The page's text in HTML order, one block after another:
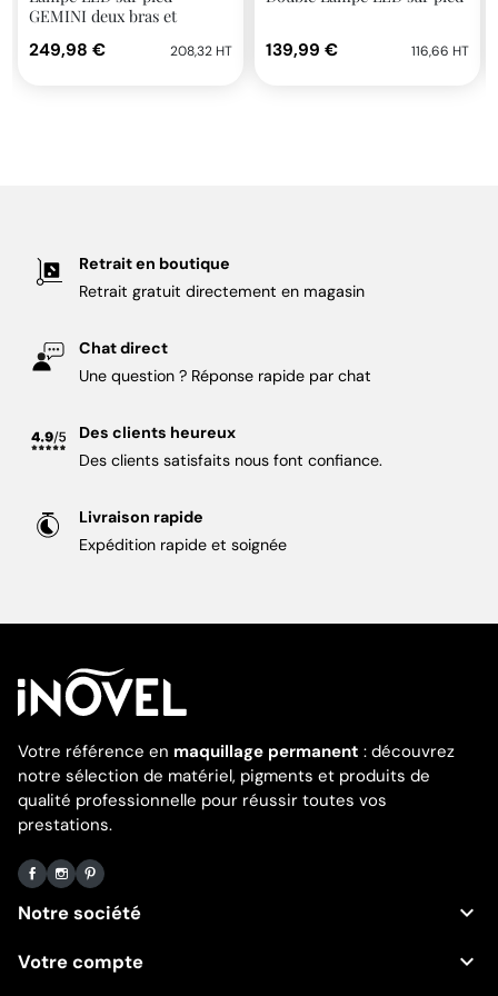
GEMINI deux bras et
DAYLIGHT
249,98 € 208,32 HT 139,99 € 116,66 HT
Retrait en boutique
Retrait gratuit directement en magasin
Chat direct
Une question ? Réponse rapide par chat
Des clients heureux
Des clients satisfaits nous font confiance.
Livraison rapide
Expédition rapide et soignée
Votre référence en maquillage permanent : découvrez
notre sélection de matériel, pigments et produits de
qualité professionnelle pour réussir toutes vos
prestations.
Facebook
Instagram
Pinterest
Notre société 
Votre compte 